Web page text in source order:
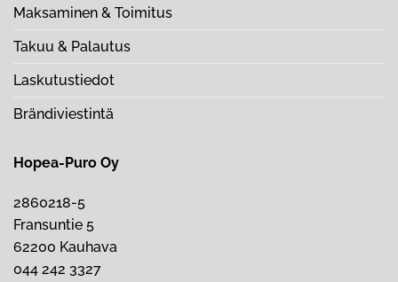
Maksaminen & Toimitus
Takuu & Palautus
Laskutustiedot
Brändiviestintä
Hopea-Puro Oy
2860218-5
Fransuntie 5
62200 Kauhava
044 242 3327